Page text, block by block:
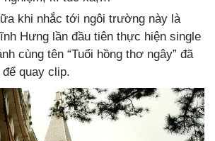
khi nhắc tới ngôi trường này là
Hưng lần đầu tiên thực hiện single
cùng tên “Tuổi hồng thơ ngây” đã
quay clip.